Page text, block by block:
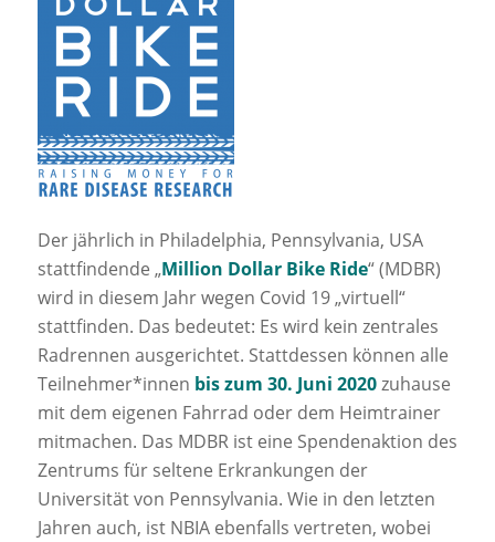
Der jährlich in Philadelphia, Pennsylvania, USA
stattfindende „Million Dollar Bike Ride“ (MDBR)
wird in diesem Jahr wegen Covid 19 „virtuell“
stattfinden. Das bedeutet: Es wird kein zentrales
Radrennen ausgerichtet. Stattdessen können alle
Teilnehmer*innen bis zum 30. Juni 2020zuhause
mit dem eigenen Fahrrad oder dem Heimtrainer
mitmachen. Das MDBR ist eine Spendenaktion des
Zentrums für seltene Erkrankungen der
Universität von Pennsylvania. Wie in den letzten
Jahren auch, ist NBIA ebenfalls vertreten, wobei